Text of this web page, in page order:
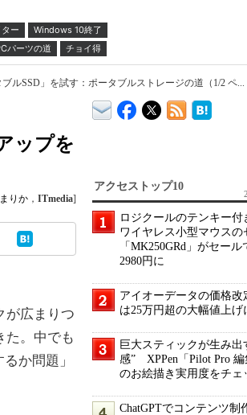
ー
Windows 10終了
パーツの道 チョイ得
ルSSD」を試す：ポータブルストレージの道（1/2 ペ...
ップを
りか ， ITmedia]
が広まりつ
た。中でも
か問題」
アクセストップ10
ロジクールのテンキー付
ワイヤレス小型マウスの
「MK250GRd」がセー
2980円に
アイオーデータの価格改
は25万円超の大幅値上げ
巨大スティックが生み出
感” XPPen「Pilot Pro 編
のお絵描き実用度をチェ
ChatGPTでコンテンツ制